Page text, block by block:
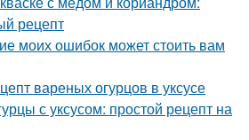
рецепт
моих ошибок может стоить вам
вареных огурцов в уксусе
с уксусом: простой рецепт на